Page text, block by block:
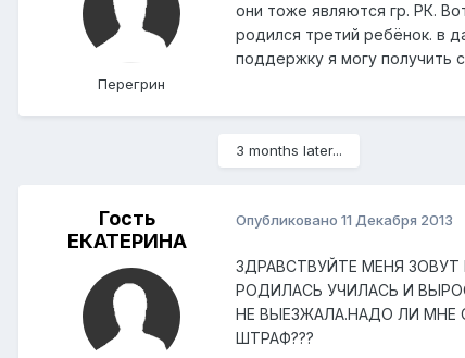
Перегрин
они тоже являются гр. РК.
родился третий ребёнок. в
поддержку я могу получить
3 months later...
Гость
ЕКАТЕРИНА
Опубликовано 11 Декабря 2013
ЗДРАВСТВУЙТЕ МЕНЯ
РОДИЛАСЬ УЧИЛАСЬ И
НЕ ВЫЕЗЖАЛА.НАДО ЛИ
ШТРАФ???